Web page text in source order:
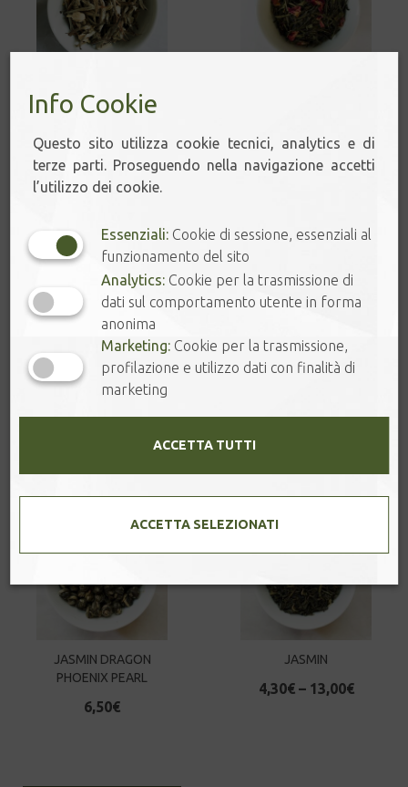
JASMIN SILVER
NEEDLE
11,90 €
ORCHID & BERRIES
4,00€–12,80€ 5,50€–10,00€
JASMIN DRAGON
PHOENIX PEARL
6,50€
JASMIN
4,30€– 13,00€
Info Cookie
Questo sito utilizza cookie tecnici, analytics e di
terze parti. Proseguendo nella navigazione accetti
l’utilizzo dei cookie.
Essenziali: Cookie di sessione, essenziali al
funzionamento del sito
Analytics: Cookie per la trasmissione di
dati sul comportamento utente in forma
anonima
Marketing: Cookie per la trasmissione,
profilazione e utilizzo dati con finalità di
marketing
ACCETTA TUTTI
ACCETTA SELEZIONATI